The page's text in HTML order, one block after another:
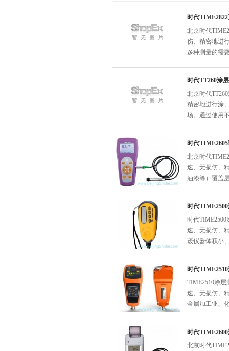
时代
北京时代
伤、精密地进
多种测量的需
时代TT260涂
北京时代
精密地进行涂
场。通过使用
时代
北京时代
速、无损伤、
油漆等）覆盖
时代
时代
速、无损伤、
该仪器体积小
时代
TIME2510涂
速、无损伤、
金属加工业、
时代
北京时代